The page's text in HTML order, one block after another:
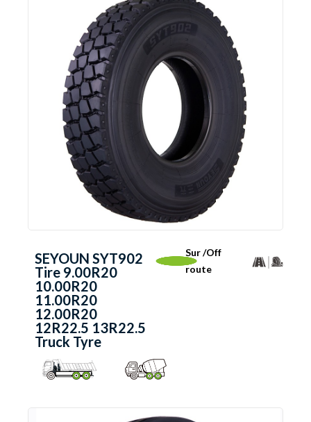
SEYOUN SYT902
Tire 9.00R20
10.00R20
11.00R20
12.00R20
12R22.5 13R22.5
Truck Tyre
Sur /Off
route